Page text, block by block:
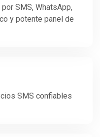
SMS, WhatsApp,
y potente panel de
SMS confiables